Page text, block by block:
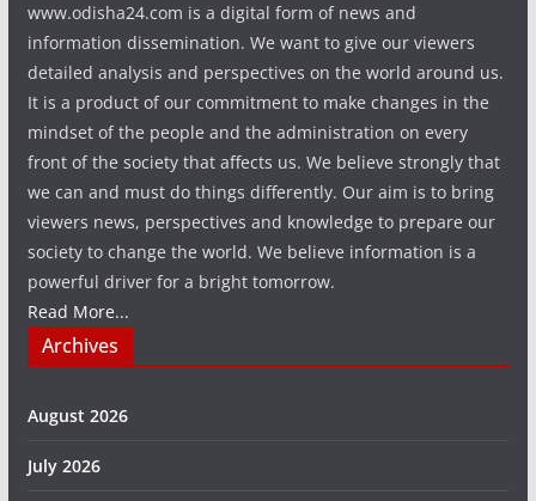
www.odisha24.com is a digital form of news and
information dissemination. We want to give our viewers
detailed analysis and perspectives on the world around us.
It is a product of our commitment to make changes in the
mindset of the people and the administration on every
front of the society that affects us. We believe strongly that
we can and must do things differently. Our aim is to bring
viewers news, perspectives and knowledge to prepare our
society to change the world. We believe information is a
powerful driver for a bright tomorrow.
Read More...
Archives
August 2026
July 2026